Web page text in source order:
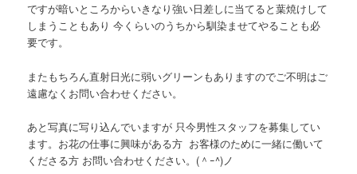
ですが暗いところからいきなり強い日差しに当てると葉焼けして
しまうこともあり 今くらいのうちから馴染ませてやることも必
要です。
またもちろん直射日光に弱いグリーンもありますのでご不明はご
遠慮なくお問い合わせください。
あと写真に写り込んでいますが 只今男性スタッフを募集してい
ます。お花の仕事に興味がある方 お客様のために一緒に働いて
くださる方 お問い合わせください。(＾ｰ^)ノ